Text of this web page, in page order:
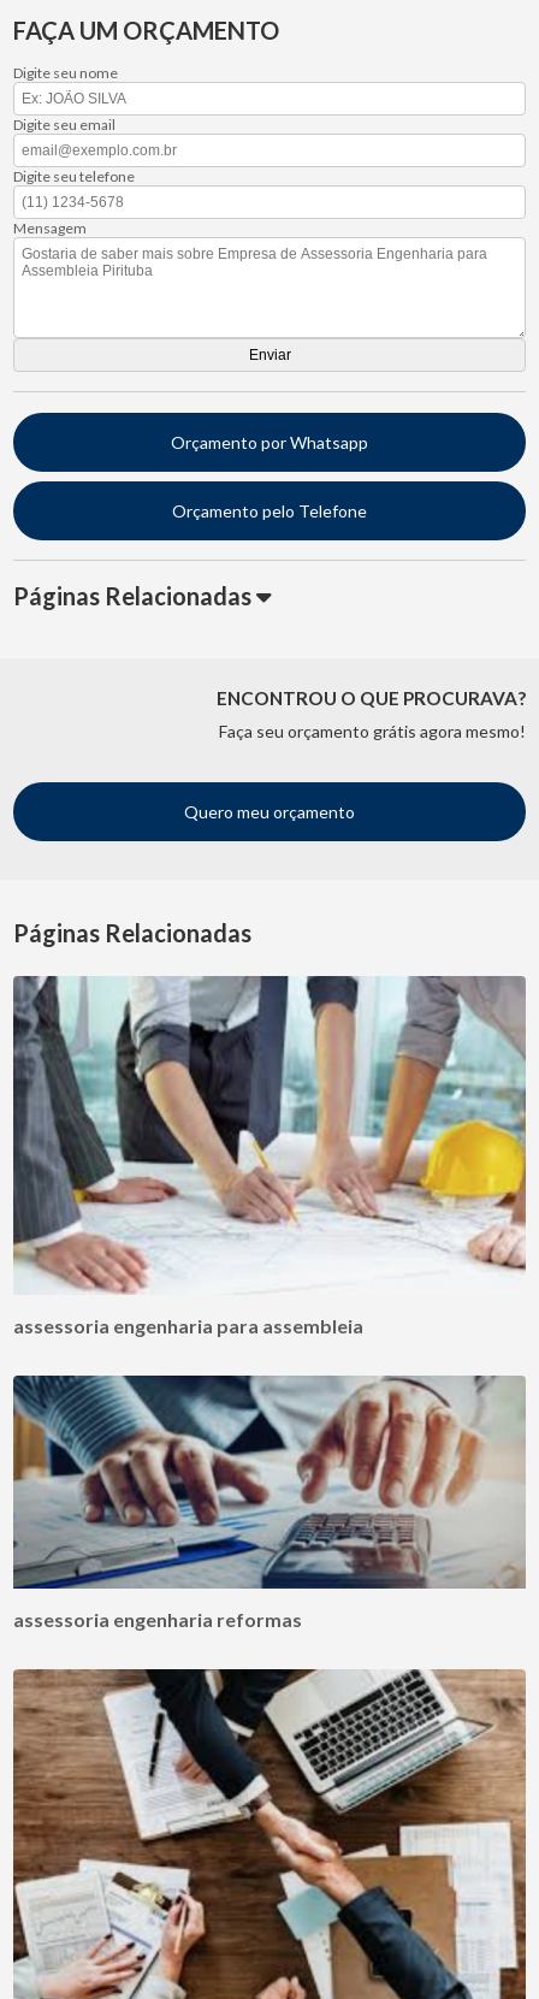
FAÇA UM ORÇAMENTO
Digite seu nome
Digite seu email
Digite seu telefone
Mensagem
Orçamento por Whatsapp
Orçamento pelo Telefone
Páginas Relacionadas
ENCONTROU O QUE PROCURAVA?
Faça seu orçamento grátis agora mesmo!
Quero meu orçamento
Páginas Relacionadas
assessoria engenharia para assembleia
assessoria engenharia reformas